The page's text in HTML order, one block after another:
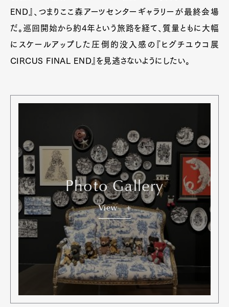
END』、つまりここ森アーツセンターギャラリーが最終会場
だ。巡回開始から約4年という旅路を経て、質量ともに大幅
にスケールアップした圧倒的没入感の『ヒグチユウコ展
CIRCUS FINAL END』を見逃さないようにしたい。
Photo Gallery
View